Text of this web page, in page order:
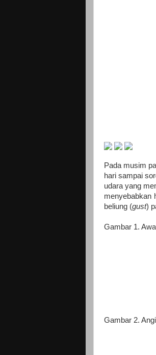
Pada musim
hari sampai
udara yang
menyebabkan
beliung (gust)
Gambar 1.
Gambar 2.